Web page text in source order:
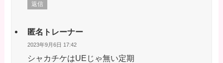
返信
匿名トレーナー
2023年9月6日 17:42
シャカチケはUEじゃ無い定期